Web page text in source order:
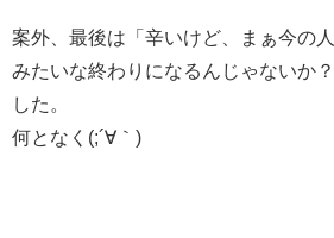
案外、最後は「辛いけど、まぁ今の
みたいな終わりになるんじゃないか
した。
何となく(;´∀｀)